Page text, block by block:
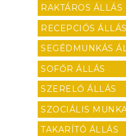
RAKTÁROS ÁLLÁS
RECEPCIÓS ÁLLÁS
SEGÉDMUNKÁS
SOFŐR ÁLLÁS
SZERELŐ ÁLLÁS
SZOCIÁLIS
TAKARÍTÓ ÁLLÁS